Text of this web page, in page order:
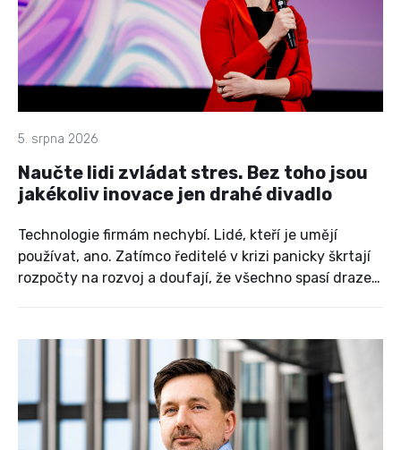
5. srpna 2026
Naučte lidi zvládat stres. Bez toho jsou
jakékoliv inovace jen drahé divadlo
Technologie firmám nechybí. Lidé, kteří je umějí
používat, ano. Zatímco ředitelé v krizi panicky škrtají
rozpočty na rozvoj a doufají, že všechno spasí draze
mrhání penězi. Místo zázračných zkratek a
bezhlavého tlačení na výkon nabízí střízlivý pohled na
to, jak ve firmách probudit adaptaci, nezabít
kreativitu a nevyhořet.